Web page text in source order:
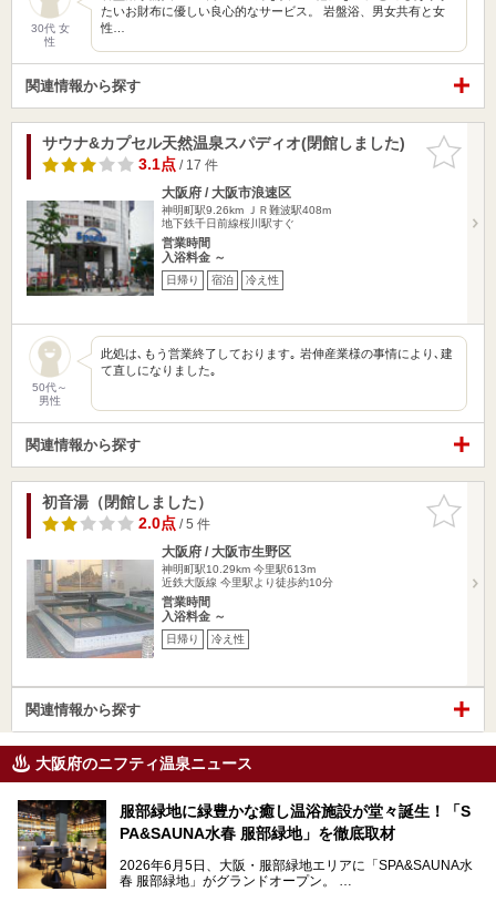
30代 女
性
たいお財布に優しい良心的なサービス。 岩盤浴、男女共有と女
性…
関連情報から探す
お気に入
りに追加
サウナ&カプセル天然温泉スパディオ(閉館しました)
3.1点/ 17 件
大阪府 / 大阪市浪速区
神明町駅9.26km
ＪＲ難波駅408m
地下鉄千日前線桜川駅すぐ
営業時間
入浴料金 ～
日帰り 宿泊 冷え性
50代～
男性
此処は､もう営業終了しております｡ 岩伸産業様の事情により､建
て直しになりました｡
関連情報から探す
お気に入
りに追加
初音湯（閉館しました）
2.0点/ 5 件
大阪府 / 大阪市生野区
神明町駅10.29km 今里駅613m
近鉄大阪線 今里駅より徒歩約10分
営業時間
入浴料金 ～
日帰り 冷え性
関連情報から探す
大阪府のニフティ温泉ニュース
服部緑地に緑豊かな癒し温浴施設が堂々誕生！「S
PA&SAUNA水春 服部緑地」を徹底取材
2026年6月5日、大阪・服部緑地エリアに「SPA&SAUNA水
春 服部緑地」がグランドオープン。